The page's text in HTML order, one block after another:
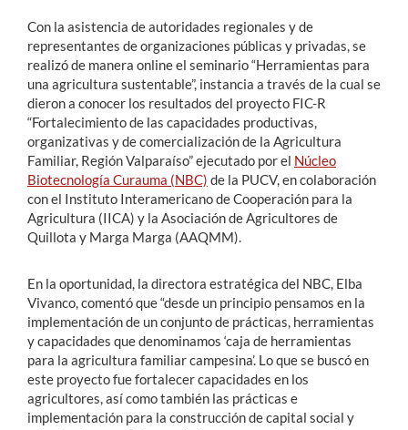
Con la asistencia de autoridades regionales y de
representantes de organizaciones públicas y privadas, se
realizó de manera online el seminario “Herramientas para
una agricultura sustentable”, instancia a través de la cual se
dieron a conocer los resultados del proyecto FIC-R
“Fortalecimiento de las capacidades productivas,
organizativas y de comercialización de la Agricultura
Familiar, Región Valparaíso” ejecutado por el Núcleo
Biotecnología Curauma (NBC) de la PUCV, en colaboración
con el Instituto Interamericano de Cooperación para la
Agricultura (IICA) y la Asociación de Agricultores de
Quillota y Marga Marga (AAQMM).
En la oportunidad, la directora estratégica del NBC, Elba
Vivanco, comentó que “desde un principio pensamos en la
implementación de un conjunto de prácticas, herramientas
y capacidades que denominamos ‘caja de herramientas
para la agricultura familiar campesina’. Lo que se buscó en
este proyecto fue fortalecer capacidades en los
agricultores, así como también las prácticas e
implementación para la construcción de capital social y